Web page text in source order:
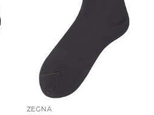
ZEGNA